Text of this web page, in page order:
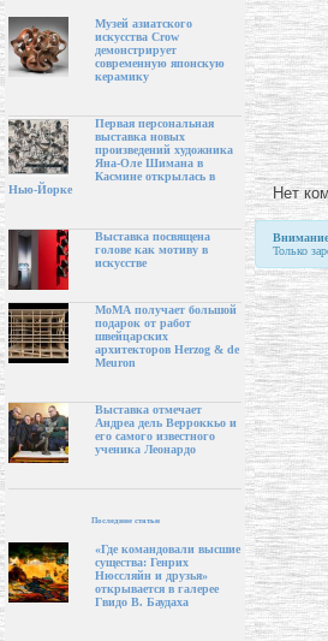
Музей азиатского
искусства Crow
демонстрирует
современную японскую
керамику
Первая персональная
выставка новых
произведений художника
Яна-Оле Шимана в
Касмине открылась в
Нью-Йорке
Выставка посвящена
голове как мотиву в
искусстве
МоМА получает большой
подарок от работ
швейцарских
архитекторов Herzog & de
Meuron
Выставка отмечает
Андреа дель Верроккьо и
его самого известного
ученика Леонардо
Последние статьи
«Где командовали высшие
существа: Генрих
Нюссляйн и друзья»
открывается в галерее
Гвидо В. Баудаха
Нет
Только